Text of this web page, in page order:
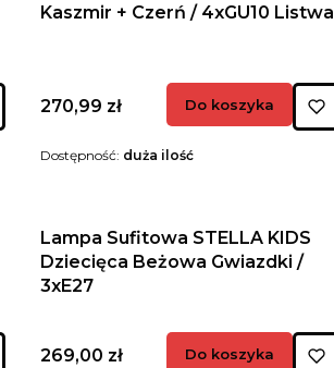
Kaszmir + Czerń / 4xGU10 Listwa
Cena
270,99 zł Do koszyka
Dostępność: duża ilość
Lampa Sufitowa STELLA KIDS
Dziecięca Beżowa Gwiazdki /
3xE27
Cena
269,00 zł Do koszyka